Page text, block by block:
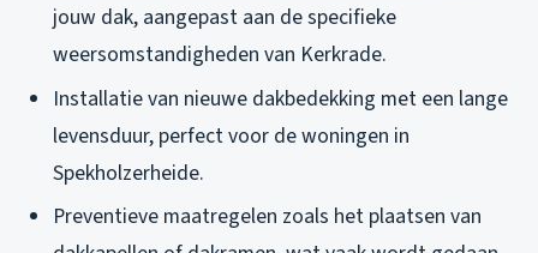
jouw dak, aangepast aan de specifieke
weersomstandigheden van Kerkrade.
Installatie van nieuwe dakbedekking met een lange
levensduur, perfect voor de woningen in
Spekholzerheide.
Preventieve maatregelen zoals het plaatsen van